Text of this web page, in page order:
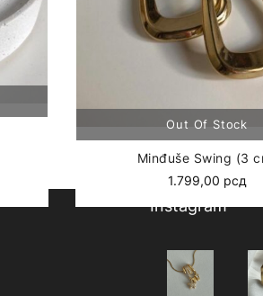
Minđuše Swing (3
1.799,00 рсд
Instagram